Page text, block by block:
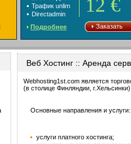
Трафик unlim
Directadmin
12 €
Подробнее Заказать
Веб Хостинг :: Аренда
Webhosting1st.com является
(в столице Финляндии,
Основные направления и услуги:
услуги платного хостинга;